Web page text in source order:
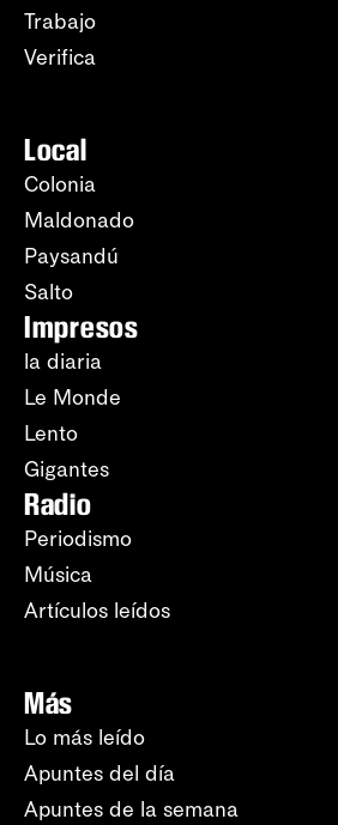
Trabajo
Verifica
Local
Colonia
Maldonado
Paysandú
Salto
Impresos
la diaria
Le Monde
Lento
Gigantes
Radio
Periodismo
Música
Artículos leídos
Más
Lo más leído
Apuntes del día
Apuntes de la semana